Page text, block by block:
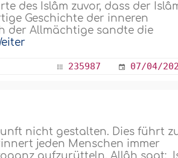
des Islâm zuvor, dass der
Geschichte der inneren
der Allmächtige sandte die
235987 07/04/
nicht gestalten. Dies führt
jeden Menschen immer